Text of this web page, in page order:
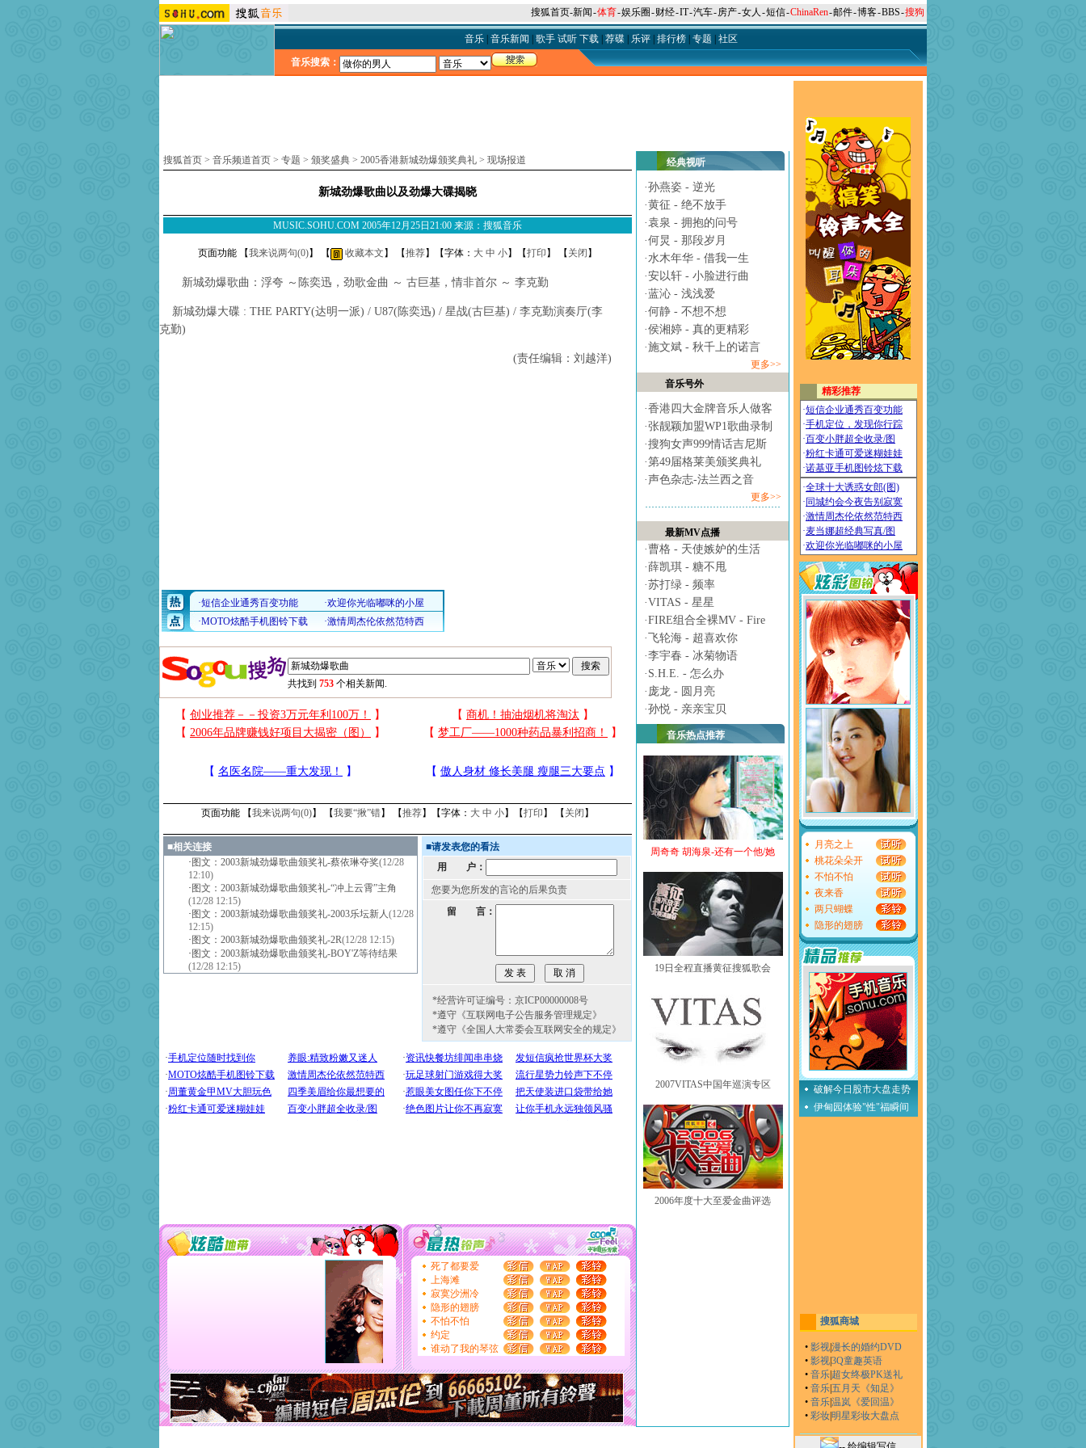
搜狐首页-新闻-体育-娱乐圈 -财经-IT-汽车-房产-女人 -短信-ChinaRen-邮件-博客-BBS-搜狗
音乐| 音乐新闻 歌手 试听 下载| 荐碟| 乐评| 排行榜| 专题 社区
音乐搜索：
搜狐首页 > 音乐频道首页 > 专题 > 颁奖盛典 > 2005香港新城劲爆颁奖典礼 > 现场报道
新城劲爆歌曲以及劲爆大碟揭晓
MUSIC.SOHU.COM 2005年12月25日21:00 来源：搜狐音乐
页面功能 【我来说两句(0)】 【 收藏本文 】 【推荐】【字体： 大 中 小】【打印 】 【 关闭 】
新城劲爆歌曲：浮夸 ～陈奕迅，劲歌金曲 ～ 古巨基，情非首尔 ～ 李克勤
新城劲爆大碟 : THE PARTY(达明一派) / U87(陈奕迅) / 星战(古巨基) / 李克勤演奏厅(李
克勤)
(责任编辑：刘越洋)
共找到 753 个相关新闻.
页面功能 【我来说两句(0)】 【我要“揪”错】 【推荐】【字体： 大 中 小】【打印 】 【 关闭 】
■相关连接
· 图文：2003新城劲爆歌曲颁奖礼-蔡依琳夺奖(12/28
12:10)
· 图文：2003新城劲爆歌曲颁奖礼-“冲上云霄”主角
(12/28 12:15)
· 图文：2003新城劲爆歌曲颁奖礼-2003乐坛新人(12/28
12:15)
· 图文：2003新城劲爆歌曲颁奖礼-2R(12/28 12:15)
· 图文：2003新城劲爆歌曲颁奖礼-BOY'Z等待结果
(12/28 12:15)
■请发表您的看法
用 户：
您要为您所发的言论的后果负责
留 言：
*经营许可证编号：京ICP00000008号
*遵守《互联网电子公告服务管理规定》
*遵守《全国人大常委会互联网安全的规定》
经典视听
·孙燕姿 - 逆光
·黄征 - 绝不放手
·袁泉 - 拥抱的问号
·何炅 - 那段岁月
·水木年华 - 借我一生
·安以轩 - 小脸进行曲
·蓝沁 - 浅浅爱
·何静 - 不想不想
·侯湘婷 - 真的更精彩
·施文斌 - 秋千上的诺言
更多>>
音乐号外
·香港四大金牌音乐人做客
·张靓颖加盟WP1歌曲录制
·搜狗女声999情话吉尼斯
·第49届格莱美颁奖典礼
·声色杂志-法兰西之音
更多>>
最新MV点播
·曹格 - 天使嫉妒的生活
·薛凯琪 - 糖不甩
·苏打绿 - 频率
·VITAS - 星星
·FIRE组合全裸MV - Fire
· 飞轮海 - 超喜欢你
·李宇春 - 冰菊物语
· S.H.E. - 怎么办
· 庞龙 - 圆月亮
·孙悦 - 亲亲宝贝
音乐热点推荐
周奇奇 胡海泉-还有一个他/她
19日全程直播黄征搜狐歌会
2007VITAS中国年巡演专区
2006年度十大至爱金曲评选
月亮之上
桃花朵朵开
不怕不怕
夜来香
两只蝴蝶
隐形的翅膀
破解今日股市大盘走势
伊甸园体验"性"福瞬间
搜狐商城
• 影视漫长的婚约DVD
• 影视3Q童趣英语
• 音乐 超女终极PK送礼
• 音乐五月天《知足》
• 音乐温岚《爱回温》
• 彩妆明星彩妆大盘点